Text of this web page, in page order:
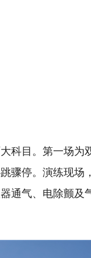
科目。第一场为
骤停。演练现场
通气、电除颤及